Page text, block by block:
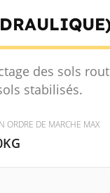
des sols
stabilisés.
ORDRE DE MARCHE MAX